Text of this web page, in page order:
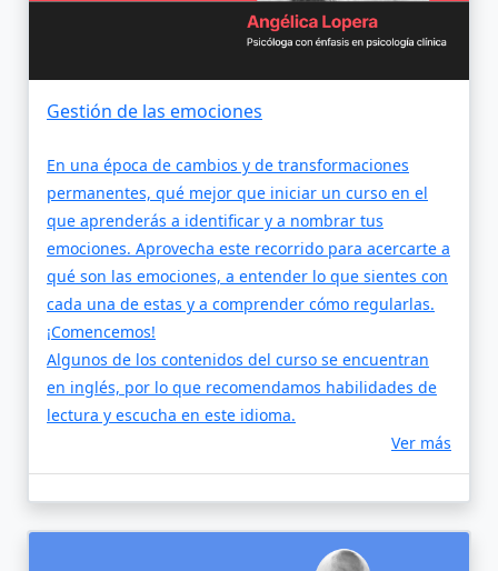
Gestión de las emociones
En una época de cambios y de transformaciones
permanentes, qué mejor que iniciar un curso en el
que aprenderás a identificar y a nombrar tus
emociones. Aprovecha este recorrido para acercarte a
qué son las emociones, a entender lo que sientes con
cada una de estas y a comprender cómo regularlas.
¡Comencemos!
Algunos de los contenidos del curso se encuentran
en inglés, por lo que recomendamos habilidades de
lectura y escucha en este idioma.
Ver más